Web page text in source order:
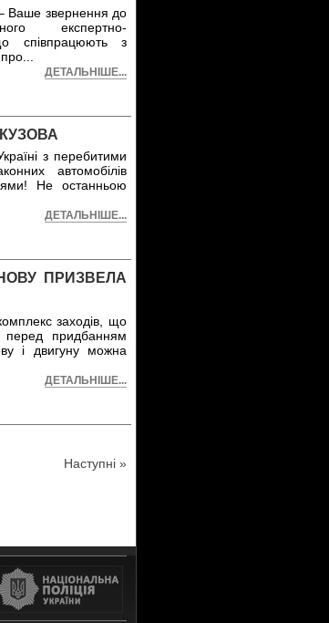
Ваше звернення до
експертно-
співпрацюють з
ДЕТАЛЬНІШЕ...
з перебитими
автомобілів
Не останньою
ДЕТАЛЬНІШЕ...
ПРИЗВЕЛА
заходів, що
перед придбанням
і двигуну можна
ДЕТАЛЬНІШЕ...
Наступні »